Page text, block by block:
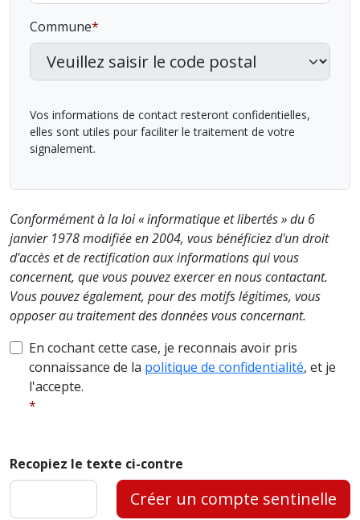
Commune
Vos informations de contact resteront confidentielles,
elles sont utiles pour faciliter le traitement de votre
signalement.
Conformément à la loi « informatique et libertés » du 6
janvier 1978 modifiée en 2004, vous bénéficiez d'un droit
d'accès et de rectification aux informations qui vous
concernent, que vous pouvez exercer en nous contactant.
Vous pouvez également, pour des motifs légitimes, vous
opposer au traitement des données vous concernant.
En cochant cette case, je reconnais avoir pris
connaissance de la politique de confidentialité, et je
l'accepte.
Recopiez le texte ci-contre
Créer un compte sentinelle